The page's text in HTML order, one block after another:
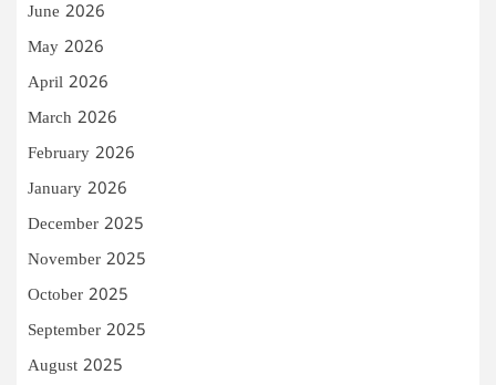
June 2026
May 2026
April 2026
March 2026
February 2026
January 2026
December 2025
November 2025
October 2025
September 2025
August 2025